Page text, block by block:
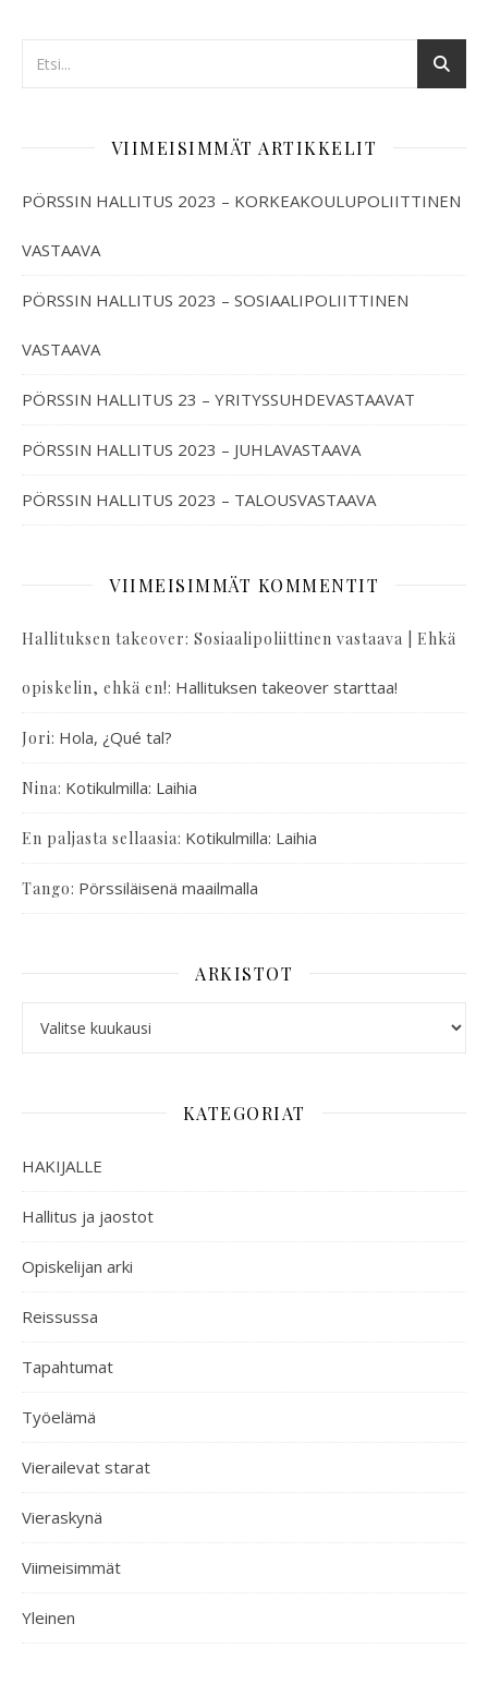
VIIMEISIMMÄT ARTIKKELIT
PÖRSSIN HALLITUS 2023 – KORKEAKOULUPOLIITTINEN
VASTAAVA
PÖRSSIN HALLITUS 2023 – SOSIAALIPOLIITTINEN
VASTAAVA
PÖRSSIN HALLITUS 23 – YRITYSSUHDEVASTAAVAT
PÖRSSIN HALLITUS 2023 – JUHLAVASTAAVA
PÖRSSIN HALLITUS 2023 – TALOUSVASTAAVA
VIIMEISIMMÄT KOMMENTIT
Hallituksen takeover: Sosiaalipoliittinen vastaava | Ehkä
opiskelin, ehkä en!: Hallituksen takeover starttaa!
Jori: Hola, ¿Qué tal?
Nina: Kotikulmilla: Laihia
En paljasta sellaasia: Kotikulmilla: Laihia
Tango: Pörssiläisenä maailmalla
ARKISTOT
KATEGORIAT
HAKIJALLE
Hallitus ja jaostot
Opiskelijan arki
Reissussa
Tapahtumat
Työelämä
Vierailevat starat
Vieraskynä
Viimeisimmät
Yleinen